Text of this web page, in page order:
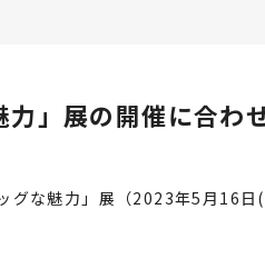
」展の開催に合わ
グな魅力」展（2023年5月16